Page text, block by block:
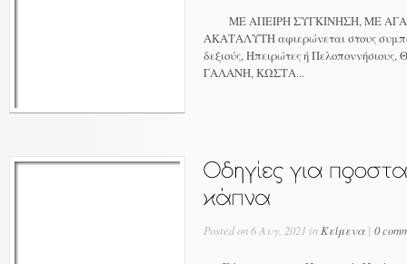
ΜΕ ΑΠΕΙΡΗ ΣΥΓΚΙΝΗΣΗ, ΜΕ
ΑΚΑΤΑΛΥΤΗ αφιερώνεται στους
δεξιούς, Ηπειρώτες ή
ΓΑΛΑΝΗ, ΚΩΣΤΑ...
Posted on 6 Αυγ, 2021 in Κείμενα | 0